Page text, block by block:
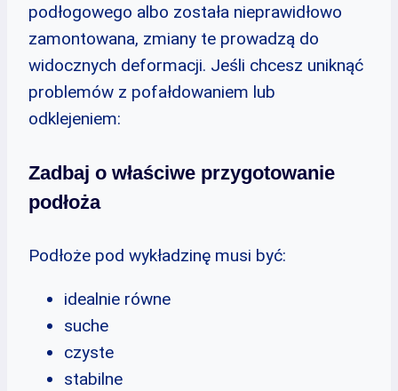
podłogowego albo została nieprawidłowo
zamontowana, zmiany te prowadzą do
widocznych deformacji. Jeśli chcesz uniknąć
problemów z pofałdowaniem lub
odklejeniem:
Zadbaj o właściwe przygotowanie
podłoża
Podłoże pod wykładzinę musi być:
idealnie równe
suche
czyste
stabilne